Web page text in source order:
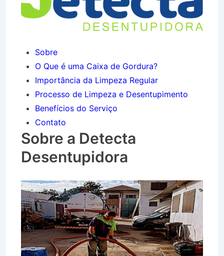
Sobre
O Que é uma Caixa de Gordura?
Importância da Limpeza Regular
Processo de Limpeza e Desentupimento
Benefícios do Serviço
Contato
Sobre a Detecta
Desentupidora